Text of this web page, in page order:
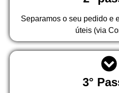
Separamos o seu pedido e
úteis (via
3°